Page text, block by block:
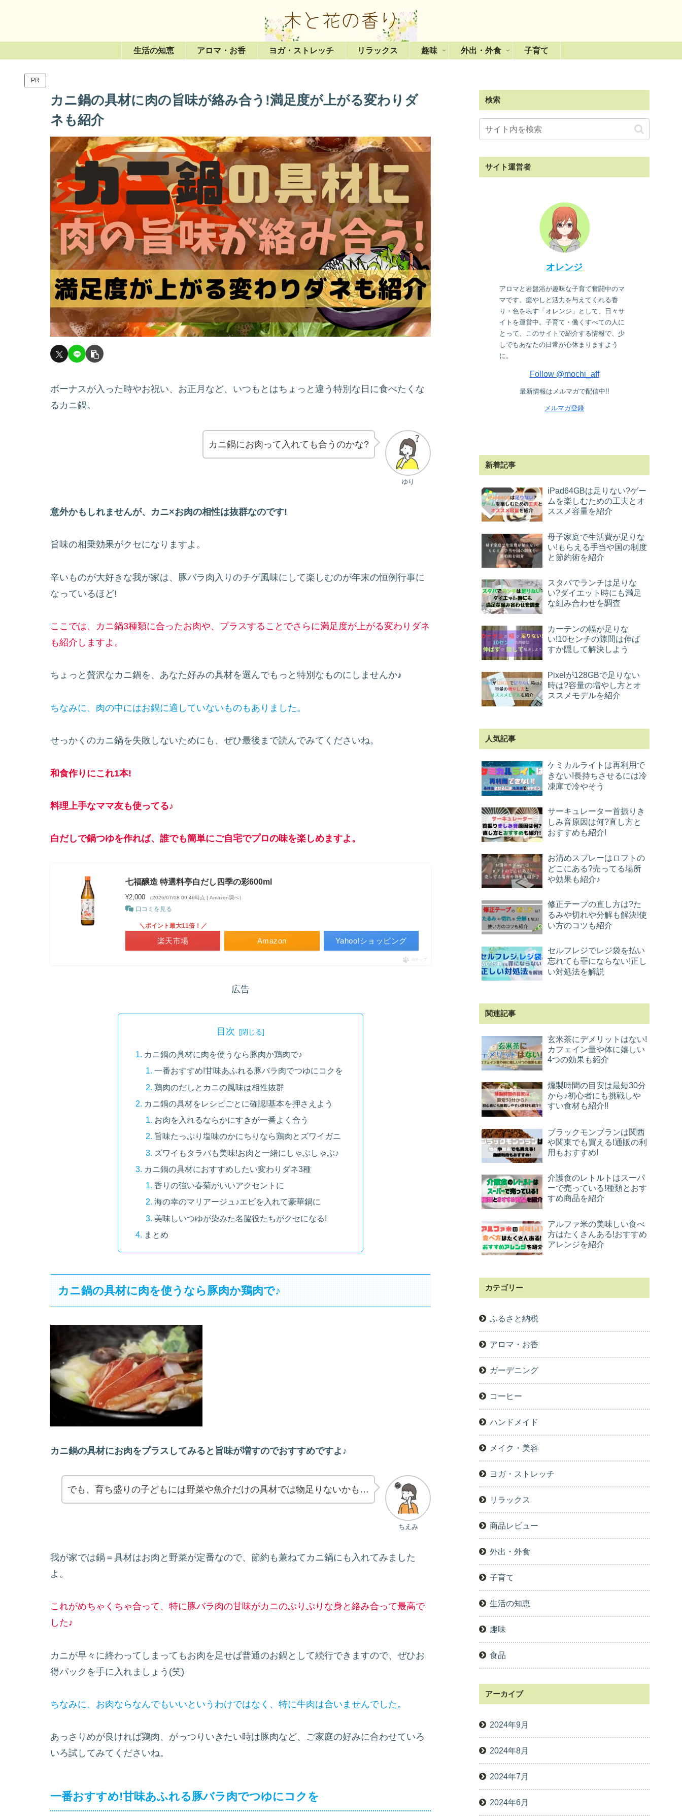
生活の知恵 アロマ・お香 ヨガ・ストレッチ リラックス 趣味 外出・外食 子育て
PR
カニ鍋の具材に肉の旨味が絡み合う!満足度が上がる変わりダ
ネも紹介
ボーナスが入った時やお祝い、お正月など、いつもとはちょっと違う特別な日に食べたくな
るカニ鍋。
ゆり
カニ鍋にお肉って入れても合うのかな?
意外かもしれませんが、カニ×お肉の相性は抜群なのです!
旨味の相乗効果がクセになりますよ。
辛いものが大好きな我が家は、豚バラ肉入りのチゲ風味にして楽しむのが年末の恒例行事に
なっているほど!
ここでは、カニ鍋3種類に合ったお肉や、プラスすることでさらに満足度が上がる変わりダネ
も紹介しますよ。
ちょっと贅沢なカニ鍋を、あなた好みの具材を選んでもっと特別なものにしませんか♪
ちなみに、肉の中にはお鍋に適していないものもありました。
せっかくのカニ鍋を失敗しないためにも、ぜひ最後まで読んでみてくださいね。
和食作りにこれ1本!
料理上手なママ友も使ってる♪
白だしで鍋つゆを作れば、誰でも簡単にご自宅でプロの味を楽しめますよ。
七福醸造 特選料亭白だし四季の彩600ml
¥2,000 （2026/07/08 09:46時点 | Amazon調べ）
口コミを見る
Amazon
＼ポイント最大11倍！／
楽天市場 Yahoo!ショッピング
ポチップ
広告
目次
カニ鍋の具材に肉を使うなら豚肉か鶏肉で♪
一番おすすめ!甘味あふれる豚バラ肉でつゆにコクを
鶏肉のだしとカニの風味は相性抜群
カニ鍋の具材をレシピごとに確認!基本を押さえよう
お肉を入れるならかにすきが一番よく合う
旨味たっぷり塩味のかにちりなら鶏肉とズワイガニ
ズワイもタラバも美味!お肉と一緒にしゃぶしゃぶ♪
カニ鍋の具材におすすめしたい変わりダネ3種
香りの強い春菊がいいアクセントに
海の幸のマリアージュ♪エビを入れて豪華鍋に
美味しいつゆが染みた名脇役たちがクセになる!
まとめ
カニ鍋の具材に肉を使うなら豚肉か鶏肉で♪
カニ鍋の具材にお肉をプラスしてみると旨味が増すのでおすすめですよ♪
ちえみ
でも、育ち盛りの子どもには野菜や魚介だけの具材では物足りないかも…
我が家では鍋＝具材はお肉と野菜が定番なので、節約も兼ねてカニ鍋にも入れてみました
よ。
これがめちゃくちゃ合って、特に豚バラ肉の甘味がカニのぷりぷりな身と絡み合って最高で
した♪
カニが早々に終わってしまってもお肉を足せば普通のお鍋として続行できますので、ぜひお
得パックを手に入れましょう(笑)
ちなみに、お肉ならなんでもいいというわけではなく、特に牛肉は合いませんでした。
あっさりめが良ければ鶏肉、がっつりいきたい時は豚肉など、ご家庭の好みに合わせていろ
いろ試してみてくださいね。
一番おすすめ!甘味あふれる豚バラ肉でつゆにコクを
検索
サイト運営者
オレンジ
アロマと岩盤浴が趣味な子育て奮闘中のマ
マです。癒やしと活力を与えてくれる香
り・色を表す「オレンジ」として、日々サ
イトを運営中。子育て・働くすべての人に
とって、このサイトで紹介する情報で、少
しでもあなたの日常が心休まりますよう
に。
Follow @mochi_aff
最新情報はメルマガで配信中!!
メルマガ登録
新着記事
iPad64GBは足りない?ゲー
ムを楽しむための工夫とオ
ススメ容量を紹介
母子家庭で生活費が足りな
い!もらえる手当や国の制度
と節約術を紹介
スタバでランチは足りな
い?ダイエット時にも満足
な組み合わせを調査
カーテンの幅が足りな
い!10センチの隙間は伸ば
すか隠して解決しよう
Pixelが128GBで足りない
時は?容量の増やし方とオ
ススメモデルを紹介
人気記事
ケミカルライトは再利用で
きない!長持ちさせるには冷
凍庫で冷やそう
サーキュレーター首振りき
しみ音原因は何?直し方と
おすすめも紹介!
お清めスプレーはロフトの
どこにある?売ってる場所
や効果も紹介♪
修正テープの直し方は?た
るみや切れや分解も解決!使
い方のコツも紹介
セルフレジでレジ袋を払い
忘れても罪にならない!正し
い対処法を解説
関連記事
玄米茶にデメリットはない!
カフェイン量や体に嬉しい
4つの効果も紹介
燻製時間の目安は最短30分
から♪初心者にも挑戦しや
すい食材も紹介!!
ブラックモンブランは関西
や関東でも買える!通販の利
用もおすすめ!
介護食のレトルトはスーパ
ーで売っている!種類とおす
すめ商品を紹介
アルファ米の美味しい食べ
方はたくさんある!おすすめ
アレンジを紹介
カテゴリー
ふるさと納税
アロマ・お香
ガーデニング
コーヒー
ハンドメイド
メイク・美容
ヨガ・ストレッチ
リラックス
商品レビュー
外出・外食
子育て
生活の知恵
趣味
食品
アーカイブ
2024年9月
2024年8月
2024年7月
2024年6月